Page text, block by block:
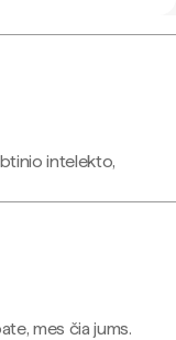
intelekto,
mes čia jums.